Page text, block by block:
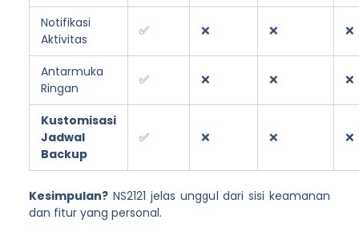
Notifikasi
Aktivitas
✅ ❌ ❌ ❌
Antarmuka
Ringan
✅ ❌ ❌ ❌
Kustomisasi
Jadwal
Backup
✅ ❌ ❌ ❌
Kesimpulan?NS2121 jelas unggul dari sisi keamanan
dan fitur yang personal.